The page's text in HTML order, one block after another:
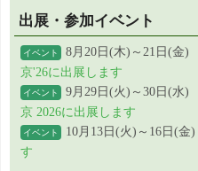
出展・参加イベント
イベント 8月20日(木)～21日(金)
京'26に出展します
イベント 9月29日(火)～30日(水)
京 2026に出展します
イベント 10月13日(火)～16日(金)
す